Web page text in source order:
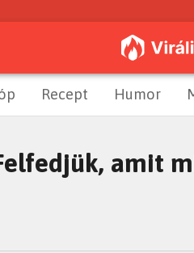
Recept Humor
amit